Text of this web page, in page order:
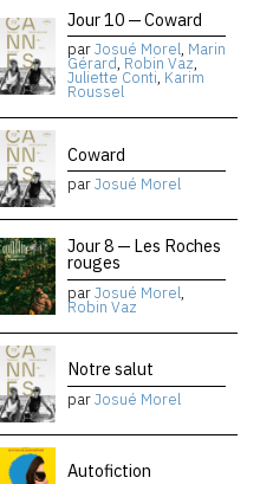
Jour 10 — Coward
parJosué Morel, Marin
Gérard, Robin Vaz,
Juliette Conti, Karim
Roussel
Coward
parJosué Morel
Jour 8 — Les Roches
rouges
parJosué Morel,
Robin Vaz
Notre salut
parJosué Morel
Autofiction